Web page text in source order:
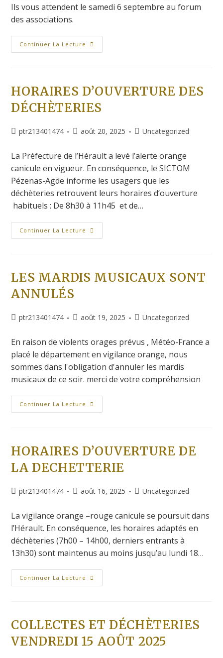
Ils vous attendent le samedi 6 septembre au forum
des associations.
Continuer La Lecture
HORAIRES D’OUVERTURE DES
DÉCHÈTERIES
ptr213401474 août 20, 2025 Uncategorized
La Préfecture de l’Hérault a levé l’alerte orange
canicule en vigueur. En conséquence, le SICTOM
Pézenas-Agde informe les usagers que les
déchèteries retrouvent leurs horaires d’ouverture
habituels : De 8h30 à 11h45 et de…
Continuer La Lecture
LES MARDIS MUSICAUX SONT
ANNULÉS
ptr213401474 août 19, 2025 Uncategorized
En raison de violents orages prévus , Météo-France a
placé le département en vigilance orange, nous
sommes dans l'obligation d'annuler les mardis
musicaux de ce soir. merci de votre compréhension
Continuer La Lecture
HORAIRES D’OUVERTURE DE
LA DECHETTERIE
ptr213401474 août 16, 2025 Uncategorized
La vigilance orange –rouge canicule se poursuit dans
l’Hérault. En conséquence, les horaires adaptés en
déchèteries (7h00 – 14h00, derniers entrants à
13h30) sont maintenus au moins jusqu’au lundi 18…
Continuer La Lecture
COLLECTES ET DÉCHÈTERIES
VENDREDI 15 AOÛT 2025